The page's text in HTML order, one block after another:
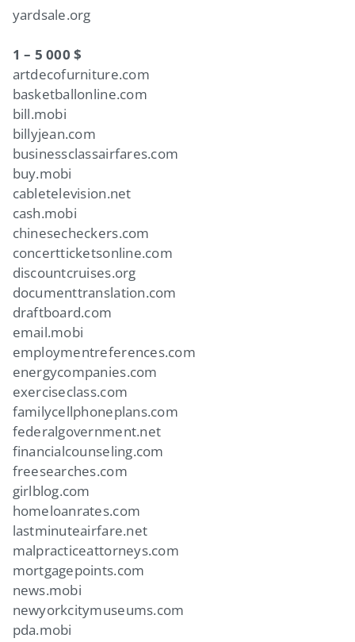
yardsale.org
1 – 5 000 $
artdecofurniture.com
basketballonline.com
bill.mobi
billyjean.com
businessclassairfares.com
buy.mobi
cabletelevision.net
cash.mobi
chinesecheckers.com
concertticketsonline.com
discountcruises.org
documenttranslation.com
draftboard.com
email.mobi
employmentreferences.com
energycompanies.com
exerciseclass.com
familycellphoneplans.com
federalgovernment.net
financialcounseling.com
freesearches.com
girlblog.com
homeloanrates.com
lastminuteairfare.net
malpracticeattorneys.com
mortgagepoints.com
news.mobi
newyorkcitymuseums.com
pda.mobi